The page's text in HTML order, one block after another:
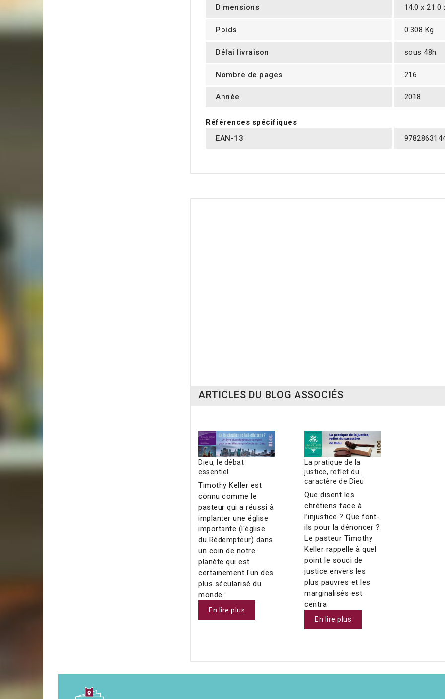
Dimensions
14.0 x 21.0
Poids 0.308 Kg
Délai livraison sous 48h
Nombre de pages 216
Année 2018
Références spécifiques
EAN-13
ARTICLES DU BLOG ASSOCIÉS
Dieu, le débat
essentiel
Timothy Keller est
connu comme le
pasteur qui a réussi à
implanter une église
importante (l'église
du Rédempteur) dans
un coin de notre
planète qui est
certainement l'un des
plus sécularisé du
monde :
En lire plus
La pratique de la
justice, reflet du
caractère de Dieu
Que disent les
chrétiens face à
l’injustice ? Que font-
ils pour la dénoncer ?
Le pasteur Timothy
Keller rappelle à quel
point le souci de
justice envers les
plus pauvres et les
marginalisés est
centra
En lire plus